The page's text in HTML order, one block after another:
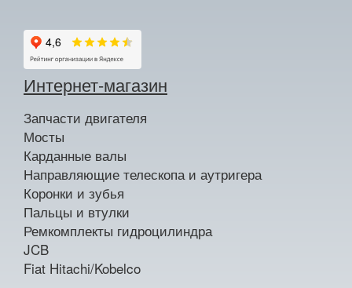
Интернет-магазин
Запчасти двигателя
Мосты
Карданные валы
Направляющие телескопа и аутригера
Коронки и зубья
Пальцы и втулки
Ремкомплекты гидроцилиндра
JCB
Fiat Hitachi/Kobelco